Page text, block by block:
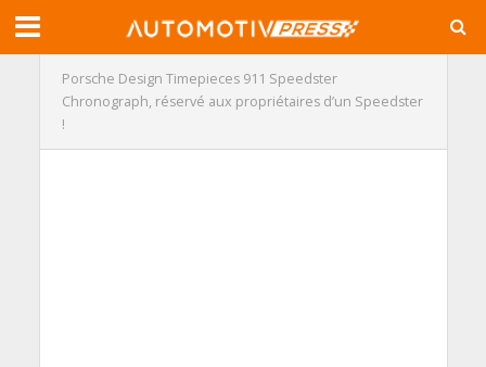
Porsche Design Timepieces 911 Speedster
Chronograph, réservé aux propriétaires d’un Speedster
!